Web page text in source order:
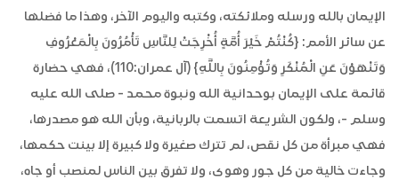
الإيمان بالله ورسله وملائكته، وكتبه واليوم الآخر، وهذا ما فضلها
عن سائر الأمم: {كُنْتُمْ خَيْرَ أُمَّةٍ أُخْرِجَتْ لِلنَّاسِ تَأْمُرُونَ بِالْمَعْرُوفِ
وَتَنْهَوْنَ عَنِ الْمُنْكَرِ وَتُؤْمِنُونَ بِاللَّهِ} (آل عمران:110)، فهي حضارة
قائمة على الإيمان بوحدانية الله ونبوة محمد - صلى الله عليه
وسلم -، ولكون الشريعة اتسمت بالربانية، وبأن الله هو مصدرها،
فهي مبرأة من كل نقص، لم تترك صغيرة ولا كبيرة إلا بينت حكمها،
وجاءت خالية من كل جور وهوى، ولا تفرق بين الناس لمنصب أو جاه،